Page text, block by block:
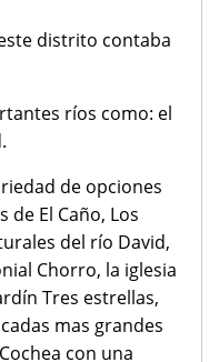
distrito contaba
ríos como: el
de opciones
El Caño, Los
del río David,
Chorro, la iglesia
Tres estrellas,
mas grandes
con una